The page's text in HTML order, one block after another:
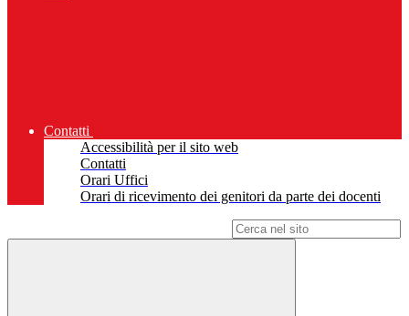
Contatti
Accessibilità per il sito web
Contatti
Orari Uffici
Orari di ricevimento dei genitori da parte dei docenti